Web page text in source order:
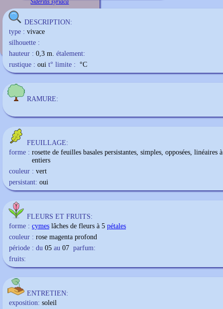
Sideritis syriaca
DESCRIPTION:
type : vivace
silhouette :
hauteur : 0,3 m. étalement:
rustique : oui t° limite : °C
RAMURE:
FEUILLAGE:
forme : rosette de feuilles basales persistantes, simples, opposées, linéaires
entiers
couleur : vert
persistant: oui
FLEURS ET FRUITS:
forme : cymes lâches de fleurs à 5 pétales
couleur : rose magenta profond
période : du 05 au 07 parfum:
fruits:
ENTRETIEN:
exposition: soleil